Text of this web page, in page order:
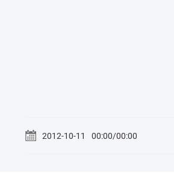
2012-10-11 00:00/00:00